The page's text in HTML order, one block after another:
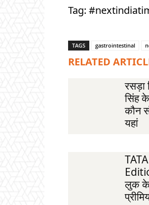
Tag:
TAGS gastrointestinal
RELATED
रसड़ा
सिंह
कौन
यहां
लुक के